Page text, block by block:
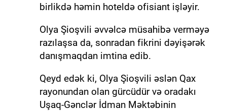
birlikdə həmin hoteldə ofisiant işləyir.
Olya Şioşvili əvvəlcə müsahibə verməyə
razılaşsa da, sonradan fikrini dəyişərək
danışmaqdan imtina edib.
Qeyd edək ki, Olya Şioşvili əslən Qax
rayonundan olan gürcüdür və oradakı
Uşaq-Gənclər İdman Məktəbinin